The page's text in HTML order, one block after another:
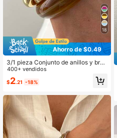
18
Ahorro de $0.49
3/1 pieza Conjunto de anillos y braz
aletes de mujer de estilo vintage mi
nimalista con forma de onda, materi
al acrílico CCB, abiertos, apilables,
mujeres, perfectos como regalos pa
ra vacaciones
400+ vendidos
$2.21 -18%